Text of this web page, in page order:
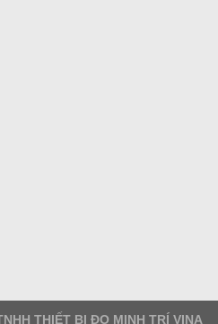
THIẾT BỊ ĐO MINH TRÍ VINA